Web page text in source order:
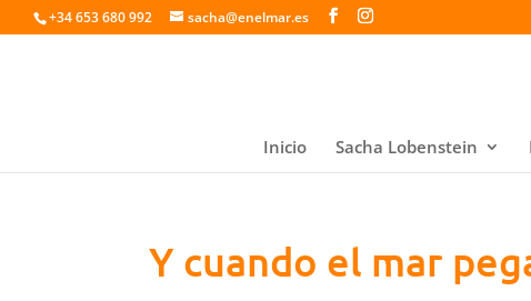
+34 653 680 992 sacha@enelmar.es
Inicio Sacha Lobenstein
Y cuando el mar